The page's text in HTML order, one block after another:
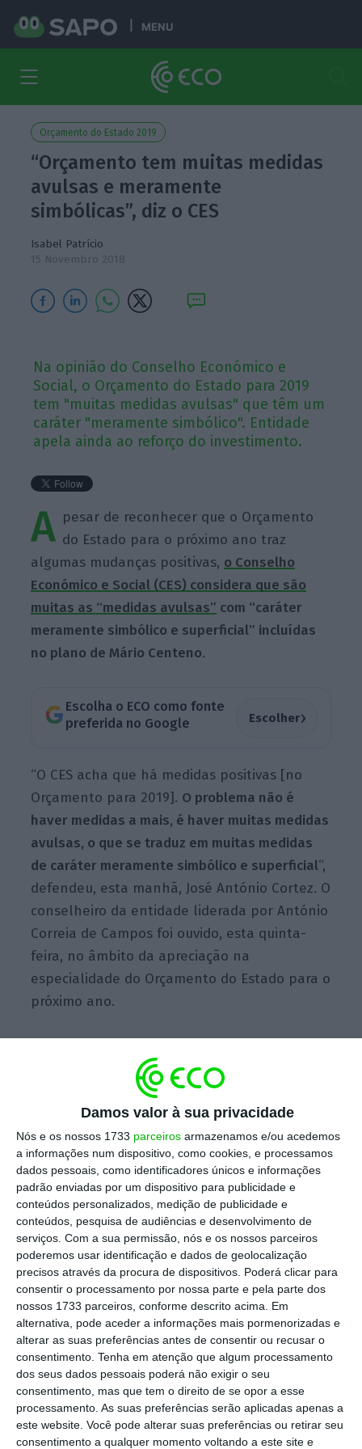
Damos valor à sua privacidade
Nós e os nossos 1733 parceiros armazenamos e/ou acedemos
a informações num dispositivo, como cookies, e processamos
dados pessoais, como identificadores únicos e informações
padrão enviadas por um dispositivo para publicidade e
conteúdos personalizados, medição de publicidade e
conteúdos, pesquisa de audiências e desenvolvimento de
serviços. Com a sua permissão, nós e os nossos parceiros
poderemos usar identificação e dados de geolocalização
precisos através da procura de dispositivos. Poderá clicar para
consentir o processamento por nossa parte e pela parte dos
nossos 1733 parceiros, conforme descrito acima. Em
alternativa, pode aceder a informações mais pormenorizadas e
alterar as suas preferências antes de consentir ou recusar o
consentimento. Tenha em atenção que algum processamento
dos seus dados pessoais poderá não exigir o seu
consentimento, mas que tem o direito de se opor a esse
processamento. As suas preferências serão aplicadas apenas a
este website. Você pode alterar suas preferências ou retirar seu
consentimento a qualquer momento voltando a este site e
MENU
Orçamento do Estado 2019
“Orçamento tem muitas medidas
avulsas e meramente
simbólicas”, diz o CES
Isabel Patrício
15 Novembro 2018
Na opinião do Conselho Económico e
Social, o Orçamento do Estado para 2019
tem "muitas medidas avulsas" que têm um
caráter "meramente simbólico". Entidade
apela ainda ao reforço do investimento.
A pesar de reconhecer que o Orçamento
do Estado para o próximo ano traz
algumas mudanças positivas, o Conselho
Económico e Social (CES) considera que são
muitas as “medidas avulsas” com “caráter
meramente simbólico e superficial” incluídas
no plano de Mário Centeno.
Escolha o ECO como fonte
preferida no Google
Escolher›
“O CES acha que há medidas positivas [no
Orçamento para 2019]. O problema não é
haver medidas a mais, é haver muitas medidas
avulsas, o que se traduz em muitas medidas
de caráter meramente simbólico e superficial“,
defendeu, esta manhã, José António Cortez. O
conselheiro da entidade liderada por António
Correia de Campos foi ouvido, esta quinta-
feira, no âmbito da apreciação na
especialidade do Orçamento do Estado para o
próximo ano.
OE2019: CES considera cenário macroeconómico
Ler Mais
Segundo José António Cortez, são exemplos
desse problemao desconto fiscal de 50%
para os emigrantes que decidam regressar a
Portugal,os incentivos ao investimento e à
fixação no interior do país e a redução das
propinas no Ensino Superior. No primeiro
caso, o conselheiro diz estar em causa uma
“medida insuficiente”, porque, na sua opinião,
o regresso desses emigrantes não passa por
questões fiscais, mas laborais. Quanto à
última medida referida, o responsável
confessa-se preocupado com o
financiamento das instituições de Ensino